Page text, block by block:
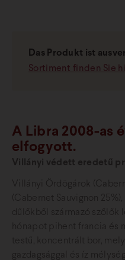
Das Produkt ist
Sortiment finden Sie
A Libra 2008-as
elfogyott.
Villányi védett eredetű
Villányi Ördögárok
(Cabernet Sauvignon
dűlőkből származó szőlők
hónapot pihent francia és
testű, koncentrált bor,
gazdagsággal és íz